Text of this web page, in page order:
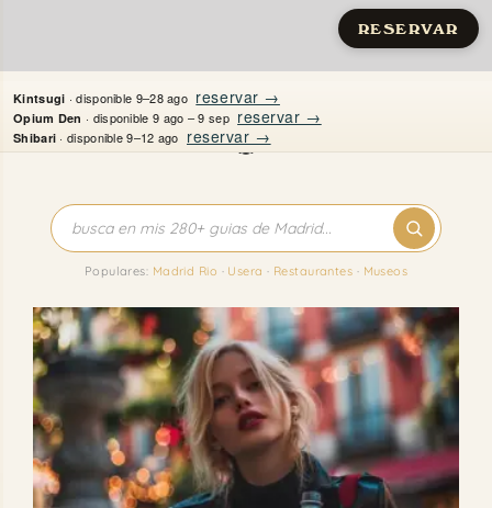
RESERVAR
Kintsugi · disponible 9–28 ago reservar →
Opium Den · disponible 9 ago – 9 sep reservar →
Shibari · disponible 9–12 ago reservar →
al
contenido
Apartamentos
Quién es Justine
Guías
Mi Madrid
Contacto
Populares: Madrid Rio · Usera · Restaurantes · Museos